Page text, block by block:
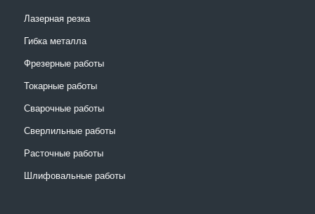
Лазерная резка
Гибка металла
Фрезерные работы
Токарные работы
Сварочные работы
Сверлильные работы
Расточные работы
Шлифовальные работы